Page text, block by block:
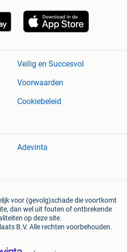
Veilig en Succesvol
Voorwaarden
Cookiebeleid
Adevinta
voor (gevolg)schade die voortkomt
dan wel uit fouten of ontbrekende
op deze site.
B.V. Alle rechten voorbehouden.